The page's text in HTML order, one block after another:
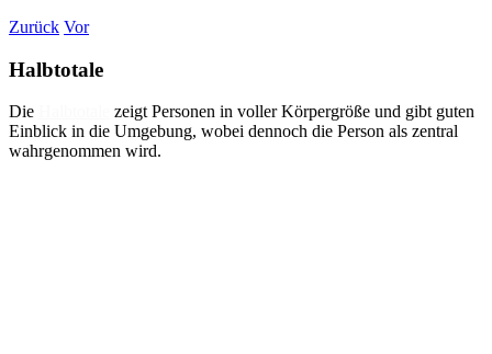
Zurück Vor
Halbtotale
Die
zeigt Personen in voller Körpergröße und gibt guten
Einblick in die Umgebung, wobei dennoch die Person als zentral
wahrgenommen wird.